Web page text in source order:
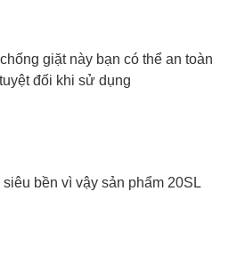
giặt này bạn có thể an toàn
đối khi sử dụng
bền vì vậy sản phẩm 20SL